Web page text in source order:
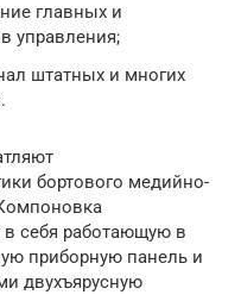
главных и
управления;
штатных и многих
бортового медийно-
себя работающую в
приборную панель и
двухъярусную